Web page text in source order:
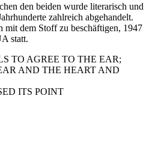
den beiden wurde literarisch und
zahlreich abgehandelt.
mit dem Stoff zu beschäftigen, 1947
statt.
TO AGREE TO THE EAR;
AND THE HEART AND
ITS POINT